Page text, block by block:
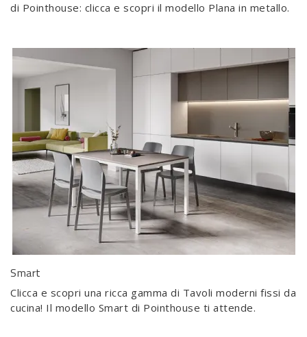
di Pointhouse: clicca e scopri il modello Plana in metallo.
Smart
Clicca e scopri una ricca gamma di Tavoli moderni fissi da
cucina! Il modello Smart di Pointhouse ti attende.